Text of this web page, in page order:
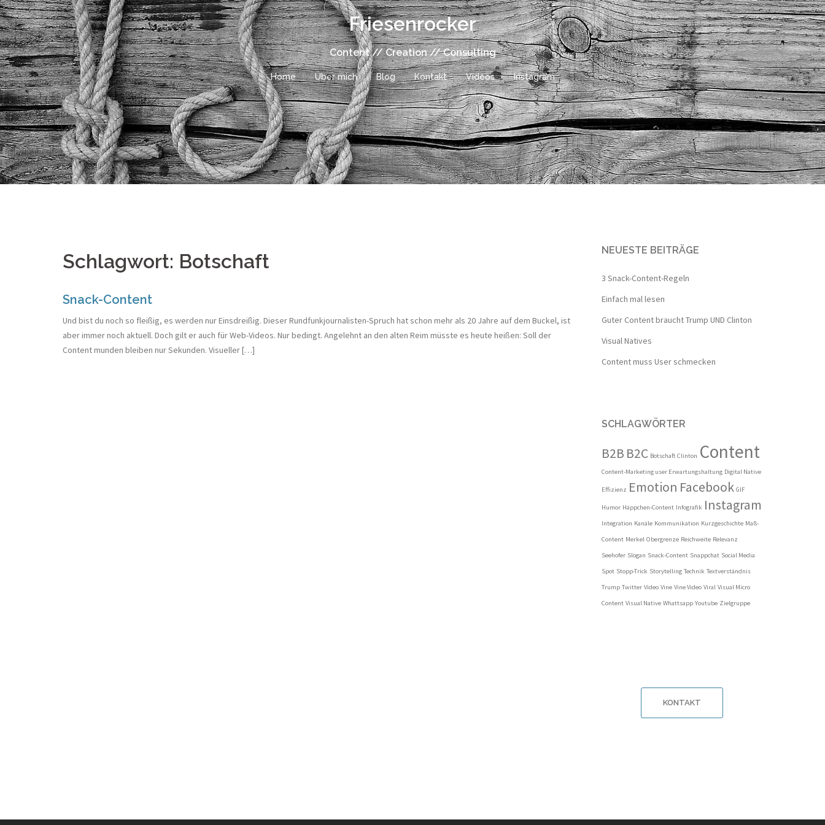
Springe
zum
Inhalt
Friesenrocker
Content // Creation // Consulting
Home Über mich Blog Kontakt Videos Instagram
Schlagwort: Botschaft
Snack-Content
Und bist du noch so fleißig, es werden nur Einsdreißig. Dieser Rundfunkjournalisten-Spruch hat schon mehr als 20 Jahre auf dem Buckel, ist
aber immer noch aktuell. Doch gilt er auch für Web-Videos. Nur bedingt. Angelehnt an den alten Reim müsste es heute heißen: Soll der
Content munden bleiben nur Sekunden. Visueller […]
NEUESTE BEITRÄGE
3 Snack-Content-Regeln
Einfach mal lesen
Guter Content braucht Trump UND Clinton
Visual Natives
Content muss User schmecken
SCHLAGWÖRTER
B2B B2C Botschaft Clinton Content
Content-Marketing user Erwartungshaltung Digital Native
Effizienz Emotion Facebook GIF
Humor Häppchen-Content Infografik Instagram
Integration Kanäle Kommunikation Kurzgeschichte Maß-
Content Merkel Obergrenze Reichweite Relevanz
Seehofer Slogan Snack-Content Snappchat Social Media
Spot Stopp-Trick Storytelling Technik Textverständnis
Trump Twitter Video Vine Vine Video Viral Visual Micro
Content Visual Native Whattsapp Youtube Zielgruppe
KONTAKT